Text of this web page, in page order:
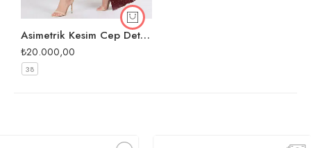
Asimetrik Kesim Cep Detaylı Dantel Abiye
₺20.000,00
38